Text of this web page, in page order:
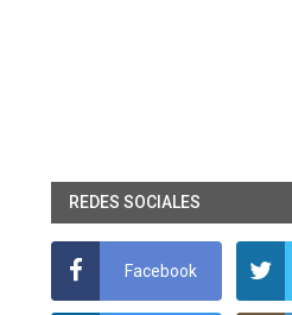
REDES SOCIALES
Facebook